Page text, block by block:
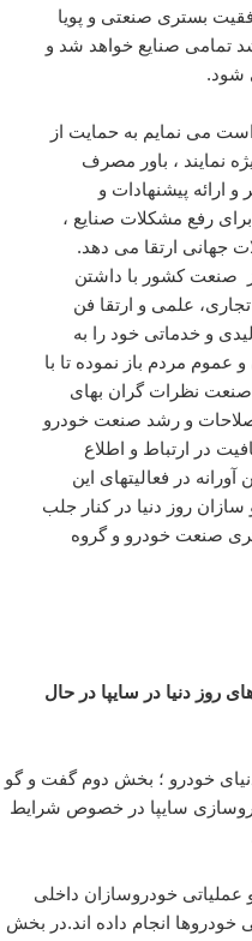
بستری صنعتی و پویا
تمامی صنایع خواهد شد و
شود.
می نمایم به حمایت از
نمایند ، باور مصرف
و ارائه پیشنهادات و
رفع مشکلات صنایع ،
جهانی ارتقا می دهد.
صنعت کشور با داشتن
علمی و ارتقا فن
و خدماتی خود را به
مردم باز نموده تا با
نظرات گران بهای
و رشد صنعت خودرو
در ارتباط و اطلاع
در فعالیتهای این
روز دنیا در کنار جلب
صنعت خودرو و گروه
روز دنیا در سایپا در حال
دنیای خودرو ؛ بخش دوم گفت و گو
سایپا در خصوص شرایط
خودروسازان داخلی
انجام داده اند.در بخش